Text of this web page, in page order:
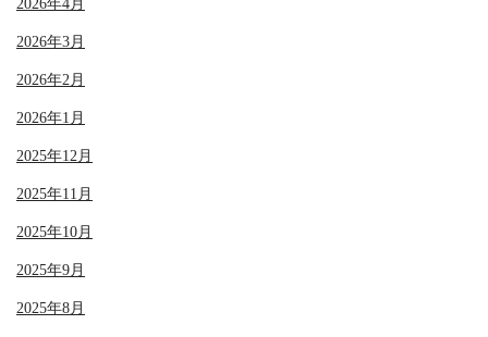
2026年4月
2026年3月
2026年2月
2026年1月
2025年12月
2025年11月
2025年10月
2025年9月
2025年8月